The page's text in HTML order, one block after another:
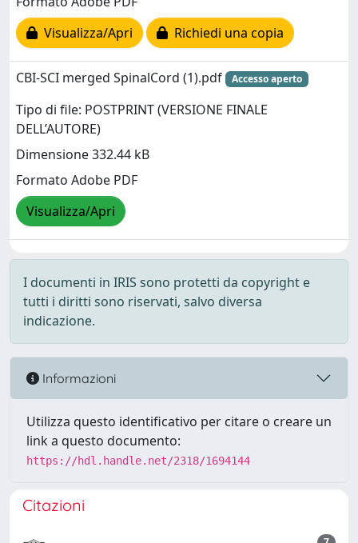
Visualizza/Apri
Richiedi una copia
CBI-SCI merged SpinalCord (1).pdf Accesso aperto
Tipo di file: POSTPRINT (VERSIONE FINALE
DELL’AUTORE)
Dimensione 332.44 kB
Formato Adobe PDF
Visualizza/Apri
I documenti in IRIS sono protetti da copyright e
tutti i diritti sono riservati, salvo diversa
indicazione.
Informazioni
Utilizza questo identificativo per citare o creare un
link a questo documento:
https://hdl.handle.net/2318/1694144
Citazioni